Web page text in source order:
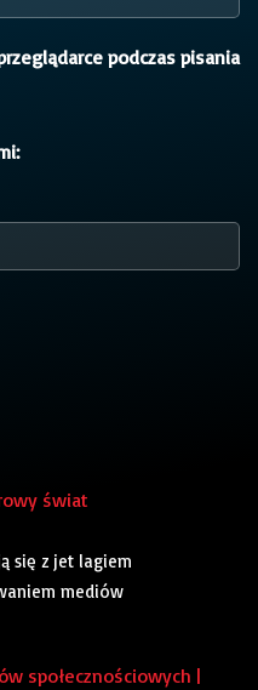
podczas pisania
świat
się z jet lagiem
mediów
społecznościowych |